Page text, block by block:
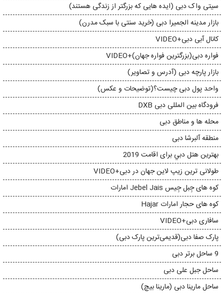
سیتی واک دبی (ایده هایی که بزرگتر از زندگی هستند)
بازار مدینه الجمیرا دبی (خرید سنتی با سبک مدرن)
کانال آبی دبی+VIDEO
فواره دبی(بزرگترین فواره جهان)+VIDEO
بازار پارچه دبی (آدرس و تصاویر)
واحد پول دبی چیست؟(توضیحات و عکس)
فرودگاه بین المللی دبی DXB
محله ها و مناطق دبی
منطقه آلبرشا دبی
بهترين هتل دبي برای اقامت 2019
طولانی ترین زیپ لاین جهان در دبی+VIDEO
کوه های جِبل جِیس Jebel Jais امارات
کوه های حجار امارات Hajar
سافاری دبی+VIDEO
پارک صفا دبی(قدیمی‌ترین پارک دبی)
9 ساحل برتر دبی
ساحل جبل علی دبی
ساحل مارینا دبی (مارینا بیچ)